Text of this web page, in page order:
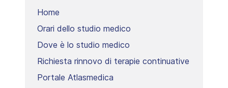
Home
Orari dello studio medico
Dove è lo studio medico
Richiesta rinnovo di terapie continuative
Portale Atlasmedica